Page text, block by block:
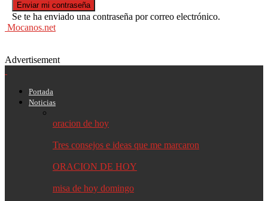
Se te ha enviado una contraseña por correo electrónico.
Mocanos.net
Advertisement
Portada
Noticias
oracion de hoy
Tres consejos e ideas que me marcaron
ORACION DE HOY
misa de hoy domingo